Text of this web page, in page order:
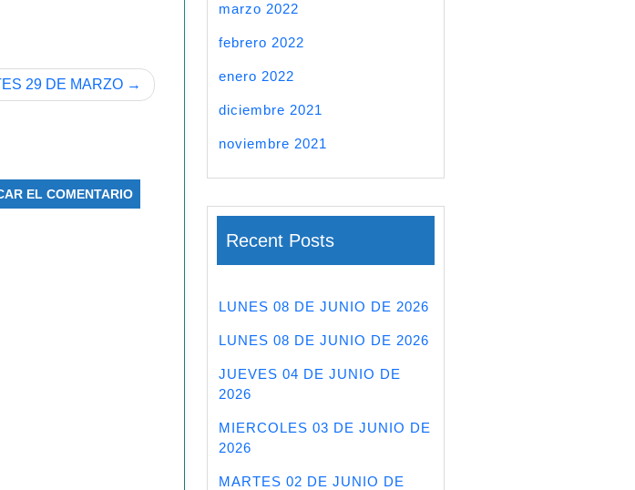
29 DE MARZO
marzo 2022
febrero 2022
enero 2022
diciembre 2021
noviembre 2021
Recent Posts
LUNES 08 DE JUNIO DE 2026
LUNES 08 DE JUNIO DE 2026
JUEVES 04 DE JUNIO DE
2026
MIERCOLES 03 DE JUNIO DE
2026
MARTES 02 DE JUNIO DE